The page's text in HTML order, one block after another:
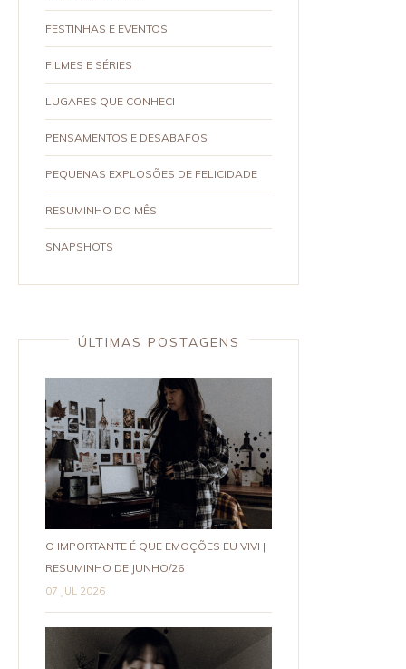
FESTINHAS E EVENTOS
FILMES E SÉRIES
LUGARES QUE CONHECI
PENSAMENTOS E DESABAFOS
PEQUENAS EXPLOSÕES DE FELICIDADE
RESUMINHO DO MÊS
SNAPSHOTS
ÚLTIMAS POSTAGENS
O IMPORTANTE É QUE EMOÇÕES EU VIVI |
RESUMINHO DE JUNHO/26
07 JUL 2026